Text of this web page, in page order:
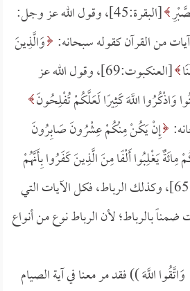
[البقرة:45]، وقول الله عز وجل:
من القرآن كقوله سبحانه: وَالَّذِينَ
[العنكبوت:69]، وقول الله عز
وَاذْكُرُوا اللَّهَ كَثِيرًا لَعَلَّكُمْ تُفْلِحُونَ
إِنْ يَكُنْ مِنْكُمْ عِشْرُونَ صَابِرُونَ
يَغْلِبُوا أَلْفًا مِنَ الَّذِينَ كَفَرُوا بِأَنَّهُمْ
[الأنفال:65]، وكذلك الرباط، فكل الآيات التي
بالرباط؛ لأن الرباط نوع من أنواع
وَاتَّقُوا اللَّهَ )) فقد مر معنا في آية الصيام